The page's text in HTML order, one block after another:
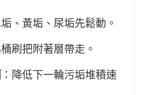
垢、黃垢、尿垢先鬆動。
刷把附著層帶走。
：降低下一輪污垢堆積速